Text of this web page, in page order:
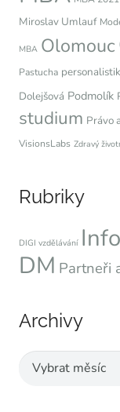
Miroslav Umlauf
MBA Olomouc
Pastucha
Dolejšová Podmolík
studium Právo
VisionsLabs Zdravý
Rubriky
DIGI vzdělávání
DM Partneři
Archivy
Archivy